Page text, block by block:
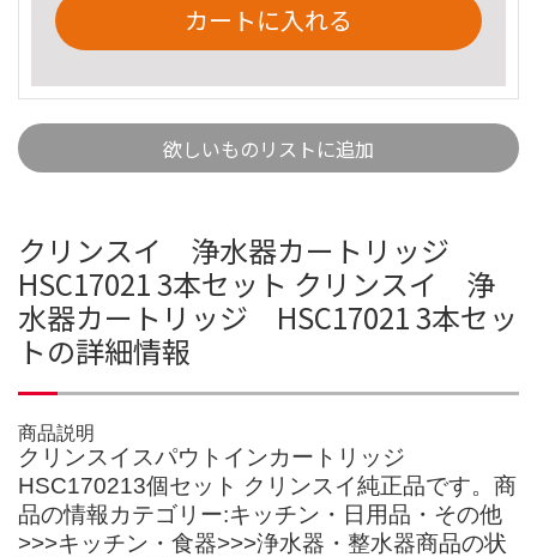
カートに入れる
欲しいものリストに追加
クリンスイ 浄水器カートリッジ
HSC17021 3本セット クリンスイ 浄
水器カートリッジ HSC17021 3本セッ
トの詳細情報
商品説明
クリンスイスパウトインカートリッジ
HSC170213個セット クリンスイ純正品です。商
品の情報カテゴリー:キッチン・日用品・その他
>>>キッチン・食器>>>浄水器・整水器商品の状